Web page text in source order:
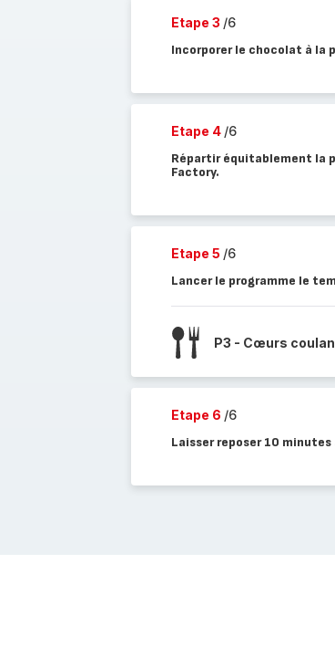
Etape 3 /6
Incorporer le chocolat à la
Etape 4 /6
Répartir équitablement la
Factory.
Etape 5 /6
Lancer le programme le
P3 - Cœurs
Etape 6 /6
Laisser reposer 10